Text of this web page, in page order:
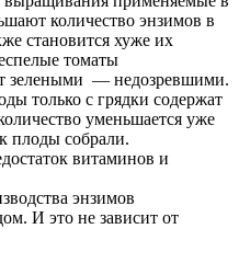
количество энзимов в
становится хуже их
зелеными — недозревшими.
только с грядки содержат
уменьшается уже
плоды собрали.
витаминов и
энзимов
И это не зависит от